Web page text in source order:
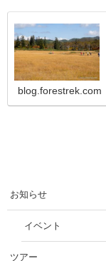
blog.forestrek.com
お知らせ
イベント
ツアー